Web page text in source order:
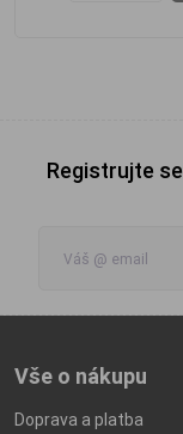
Registrujte
Vše o nákupu
Doprava a platba